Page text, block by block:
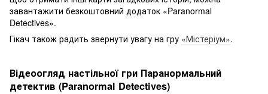
завантажити безкоштовний додаток «Paranormal
Detectives».
Гікач також радить звернути увагу на гру «Містеріум».
Відеоогляд настільної гри Паранормальний
детектив (Paranormal Detectives)